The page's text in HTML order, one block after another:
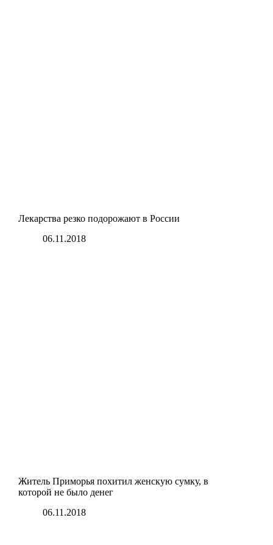
Лекарства резко подорожают в России
06.11.2018
Житель Приморья похитил женскую сумку, в
которой не было денег
06.11.2018